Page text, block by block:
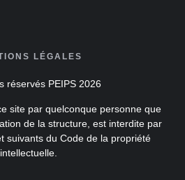
LÉGALES
réservés PEIPS 2026
site par quelconque personne que
de la structure, est interdite par
suivants du Code de la propriété
intellectuelle.